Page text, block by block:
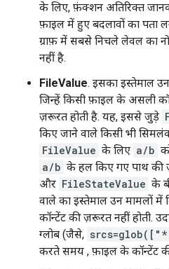
के लिए, फ़ंक्शन अतिरिक्त
फ़ाइल में हुए बदलावों का पता
ग्राफ़ में सबसे निचले लेवल का
नहीं है.
FileValue. इसका इस्तेमाल
जिन्हें किसी फ़ाइल के असली
ज़रूरत होती है. यह, इससे जुड़े
किए जाने वाले किसी भी
FileValue के लिए a/b
a/b के हल किए गए पाथ की
और FileStateValue के
वाले का इस्तेमाल उन मामलों
कॉन्टेंट की ज़रूरत नहीं होती.
ग्लोब (जैसे,
करते समय , फ़ाइल के कॉन्टेंट